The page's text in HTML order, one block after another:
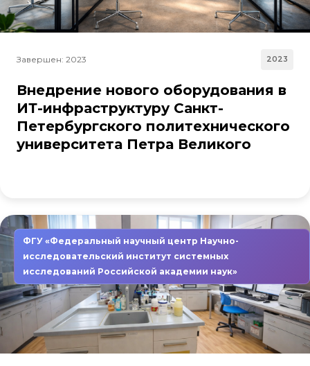
Завершен: 2023 2023
Внедрение нового оборудования в
ИТ-инфраструктуру Санкт-
Петербургского политехнического
университета Петра Великого
ФГУ «Федеральный научный центр Научно-
исследовательский институт системных
исследований Российской академии наук»